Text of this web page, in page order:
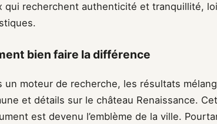
qui recherchent authenticité et tranquillité,
bien faire la différence
un moteur de recherche, les résultats
et détails sur le château Renaissance.
est devenu l’emblème de la ville.